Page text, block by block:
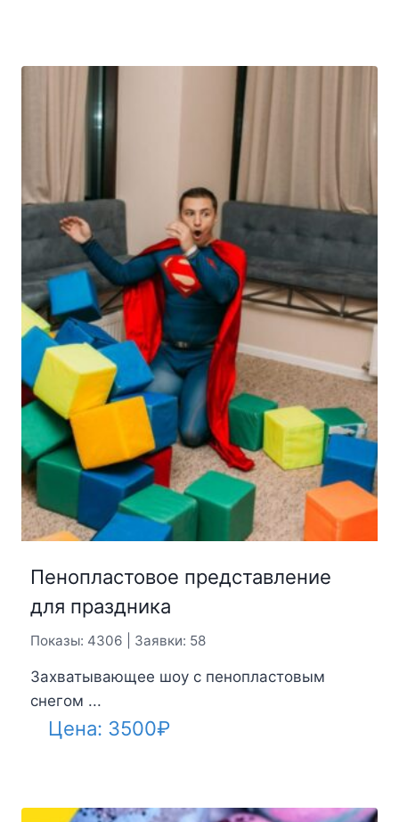
Пенопластовое представление
для праздника
Показы: 4306 | Заявки: 58
Захватывающее шоу с пенопластовым
снегом ...
Цена: 3500₽